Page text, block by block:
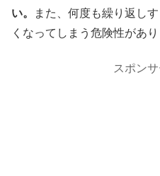
い。
また、何度も繰り返し
くなってしまう危険性があり
スポン